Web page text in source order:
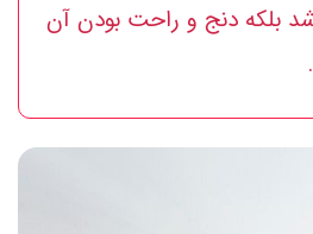
بلکه دنج و راحت بودن آن